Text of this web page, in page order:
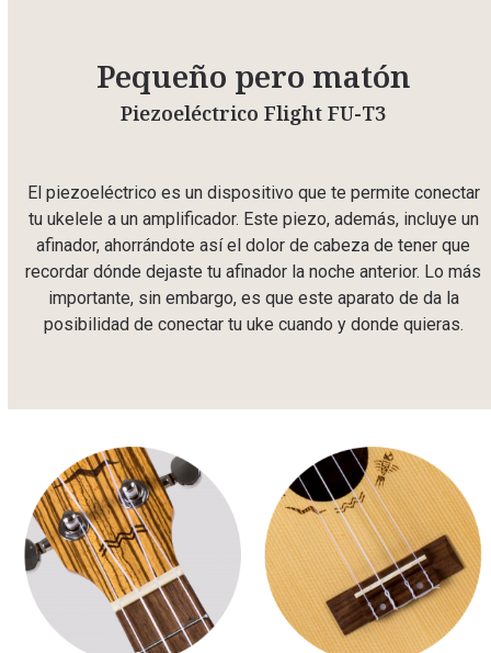
Pequeño pero matón
Piezoeléctrico Flight FU-T3
El piezoeléctrico es un dispositivo que te permite conectar
tu ukelele a un amplificador. Este piezo, además, incluye un
afinador, ahorrándote así el dolor de cabeza de tener que
recordar dónde dejaste tu afinador la noche anterior. Lo más
importante, sin embargo, es que este aparato de da la
posibilidad de conectar tu uke cuando y donde quieras.